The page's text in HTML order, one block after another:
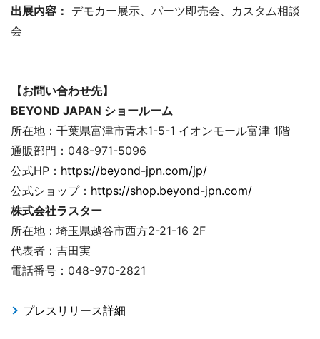
出展内容： デモカー展示、パーツ即売会、カスタム相談
会
【お問い合わせ先】
BEYOND JAPAN ショールーム
所在地：千葉県富津市青木1-5-1 イオンモール富津 1階
通販部門：048-971-5096
公式HP： https://beyond-jpn.com/jp/
公式ショップ： https://shop.beyond-jpn.com/
株式会社ラスター
所在地：埼玉県越谷市西方2-21-16 2F
代表者：吉田実
電話番号：048-970-2821
プレスリリース詳細